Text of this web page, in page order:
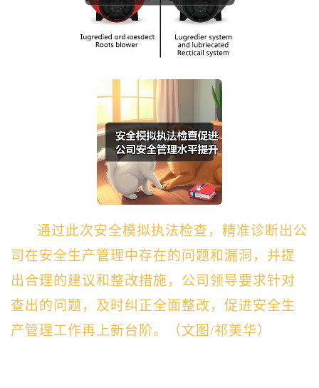
通过此次安全模拟执法检查，精准诊断出公
司在安全生产管理中存在的问题和漏洞，并提
出合理的建议和整改措施，公司领导要求针对
查出的问题，及时纠正全面整改，促进安全生
产管理工作再上新台阶。（文图/祁美华）